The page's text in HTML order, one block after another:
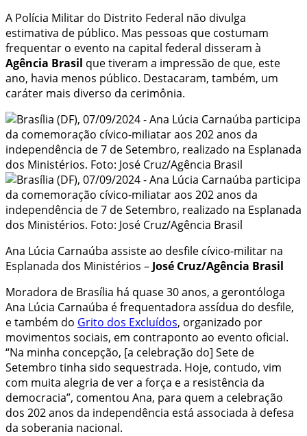
A Polícia Militar do Distrito Federal não divulga
estimativa de público. Mas pessoas que costumam
frequentar o evento na capital federal disseram à
Agência Brasil que tiveram a impressão de que, este
ano, havia menos público. Destacaram, também, um
caráter mais diverso da cerimônia.
Ana Lúcia Carnaúba assiste ao desfile cívico-militar na
Esplanada dos Ministérios – José Cruz/Agência Brasil
Moradora de Brasília há quase 30 anos, a gerontóloga
Ana Lúcia Carnaúba é frequentadora assídua do desfile,
e também do Grito dos Excluídos, organizado por
movimentos sociais, em contraponto ao evento oficial.
“Na minha concepção, [a celebração do] Sete de
Setembro tinha sido sequestrada. Hoje, contudo, vim
com muita alegria de ver a força e a resistência da
democracia”, comentou Ana, para quem a celebração
dos 202 anos da independência está associada à defesa
da soberania nacional.